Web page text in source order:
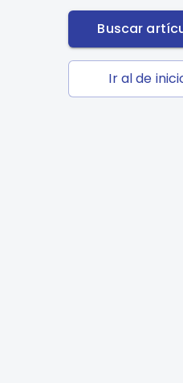
Buscar
Ir al de